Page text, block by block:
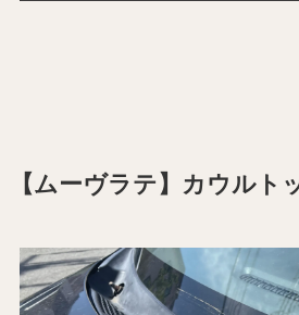
【ムーヴラテ】カウルト